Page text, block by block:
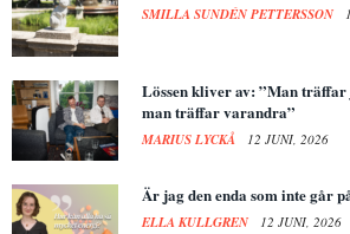
SMILLA SUNDÉN PETTERSSON
Lössen kliver av: ”Man
man träffar varandra”
MARIUS LYCKÅ 12 JUNI, 2026
Är jag den enda som inte går
ELLA KULLGREN 12 JUNI, 2026